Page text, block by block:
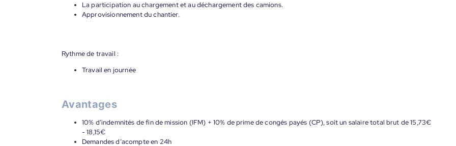
La participation au chargement et au déchargement des camions.
Approvisionnement du chantier.
Rythme de travail :
Travail en journée
Avantages
10% d’indemnités de fin de mission (IFM) + 10% de prime de congés payés (CP), soit un salaire total brut de 15,73€
- 18,15€
Demandes d’acompte en 24h